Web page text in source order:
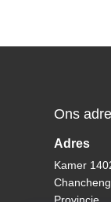
Ons
Adres
Kamer